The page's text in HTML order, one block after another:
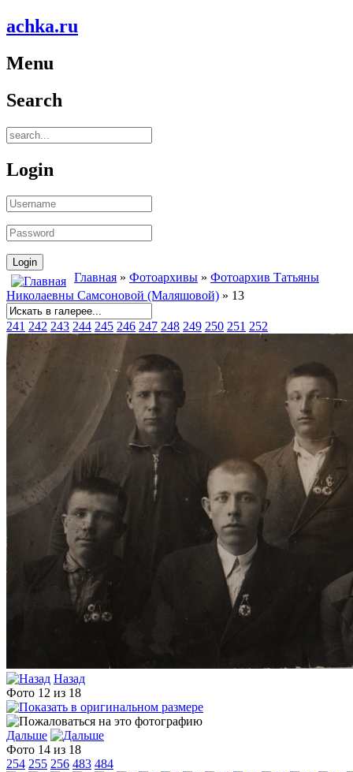
achka.ru
Menu
Search
Login
Главная » Фотоархивы » Фотоархив Татьяны
Николаевны Самсоновой (Маляшовой) » 13
241 242 243 244 245 246 247 248 249 250 251 252
Назад
Фото 12 из 18
Дальше
Фото 14 из 18
254 255 256 483 484